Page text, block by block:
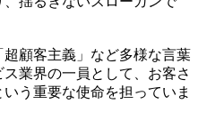
顧客主義」など多様な言葉
業界の一員として、お客さ
う重要な使命を担っていま